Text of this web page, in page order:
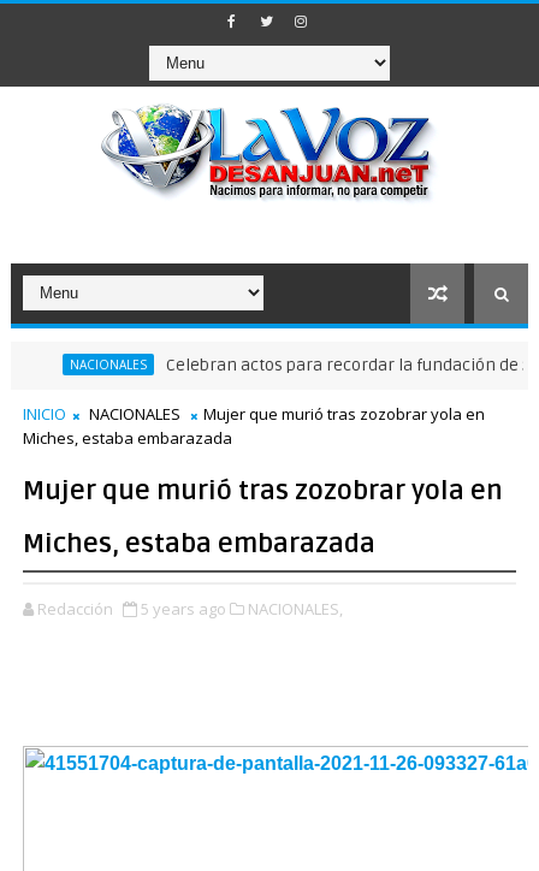
Celebran actos para recordar la fundación de Santo
INICIO NACIONALES
Mujer que murió tras zozobrar yola en
Miches, estaba embarazada
Mujer que murió tras zozobrar yola en
Miches, estaba embarazada
Redacción 5 years ago NACIONALES,